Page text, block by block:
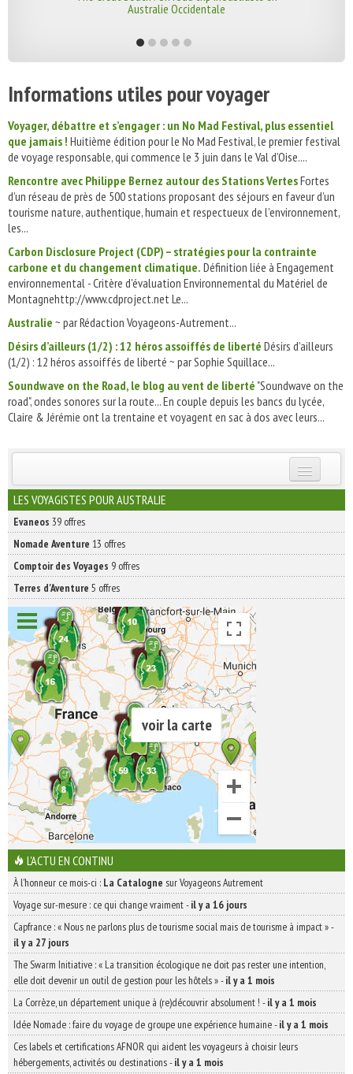
Australie Occidentale
Informations utiles pour voyager
Voyager, débattre et s’engager : un No Mad Festival, plus essentiel
que jamais ! Huitième édition pour le No Mad Festival, le premier festival
de voyage responsable, qui commence le 3 juin dans le Val d’Oise....
Rencontre avec Philippe Bernez autour des Stations VertesFortes
d’un réseau de près de 500 stations proposant des séjours en faveur d’un
tourisme nature, authentique, humain et respectueux de l’environnement,
les...
Carbon Disclosure Project (CDP) – stratégies pour la contrainte
carbone et du changement climatique. Définition liée à Engagement
environnemental - Critère d'évaluation Environnemental du Matériel de
Montagnehttp://www.cdproject.net Le...
Australie ~ par Rédaction Voyageons-Autrement...
Désirs d’ailleurs (1/2) : 12 héros assoiffés de liberté Désirs d’ailleurs
(1/2) : 12 héros assoiffés de liberté ~ par Sophie Squillace...
Soundwave on the Road, le blog au vent de liberté "Soundwave on the
road", ondes sonores sur la route... En couple depuis les bancs du lycée,
Claire & Jérémie ont la trentaine et voyagent en sac à dos avec leurs...
INSCRIVEZ-VOUS | ABONNEZ-VOUS
LES VOYAGISTES POUR AUSTRALIE
Evaneos 39 offres
Nomade Aventure 13 offres
Comptoir des Voyages 9 offres
Terres d'Aventure 5 offres
voir la carte
L'ACTU EN CONTINU
À l'honneur ce mois-ci : La Catalogne sur Voyageons Autrement
Voyage sur-mesure : ce qui change vraiment-il y a 16 jours
Capfrance : « Nous ne parlons plus de tourisme social mais de tourisme à impact »-
il y a 27 jours
The Swarm Initiative : « La transition écologique ne doit pas rester une intention,
elle doit devenir un outil de gestion pour les hôtels »-il y a 1 mois
La Corrèze, un département unique à (re)découvrir absolument ! -il y a 1 mois
Idée Nomade : faire du voyage de groupe une expérience humaine-il y a 1 mois
Ces labels et certifications AFNOR qui aident les voyageurs à choisir leurs
hébergements, activités ou destinations-il y a 1 mois